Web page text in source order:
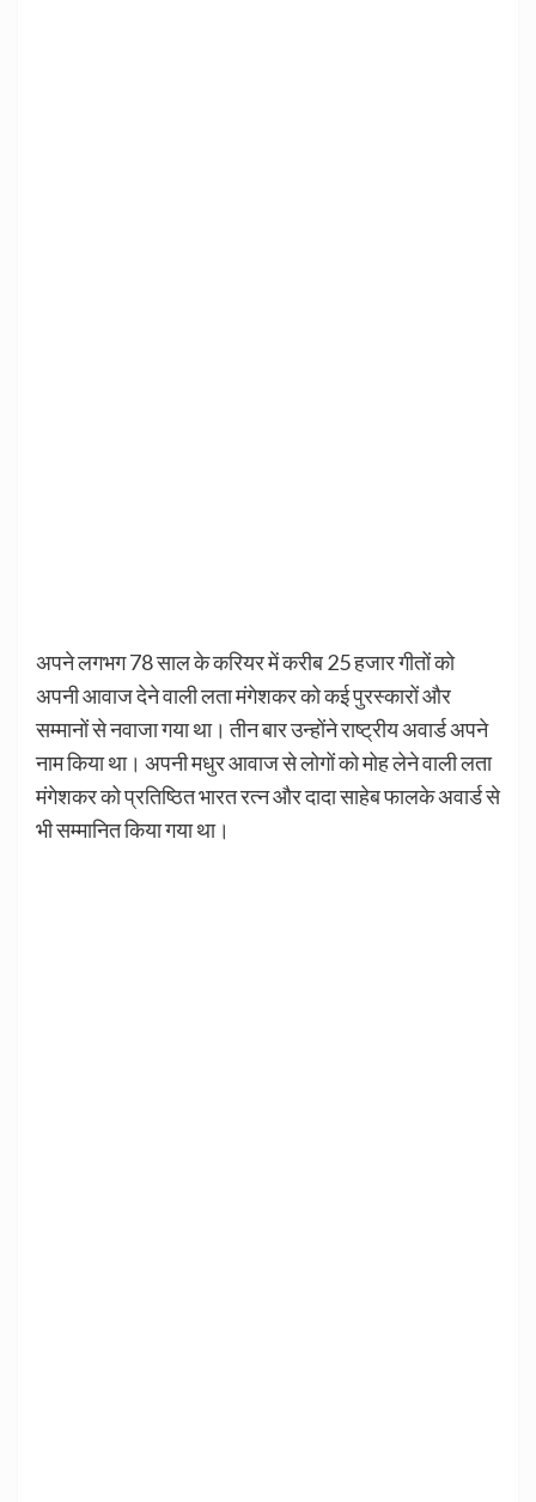
अपने लगभग 78 साल के करियर में करीब 25 हजार गीतों को
अपनी आवाज देने वाली लता मंगेशकर को कई पुरस्कारों और
सम्मानों से नवाजा गया था। तीन बार उन्होंने राष्ट्रीय अवार्ड अपने
नाम किया था। अपनी मधुर आवाज से लोगों को मोह लेने वाली लता
मंगेशकर को प्रतिष्ठित भारत रत्न और दादा साहेब फालके अवार्ड से
भी सम्मानित किया गया था।